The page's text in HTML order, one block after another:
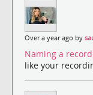
Over a year ago by
Naming a
like your